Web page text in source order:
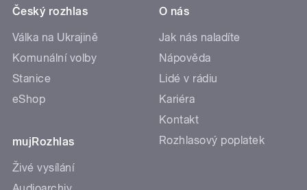
Český rozhlas
Válka na Ukrajině
Komunální volby
Stanice
eShop
mujRozhlas
Živé vysílání
O nás
Jak nás naladíte
Nápověda
Lidé v rádiu
Kariéra
Kontakt
Rozhlasový poplatek